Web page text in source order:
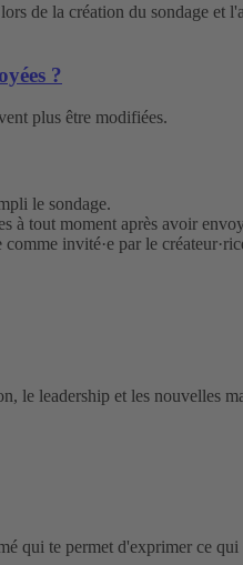
de la création du sondage
?
plus être modifiées.
le sondage.
à tout moment après avoir
invité·e par le
le leadership et les
qui te permet d'exprimer ce